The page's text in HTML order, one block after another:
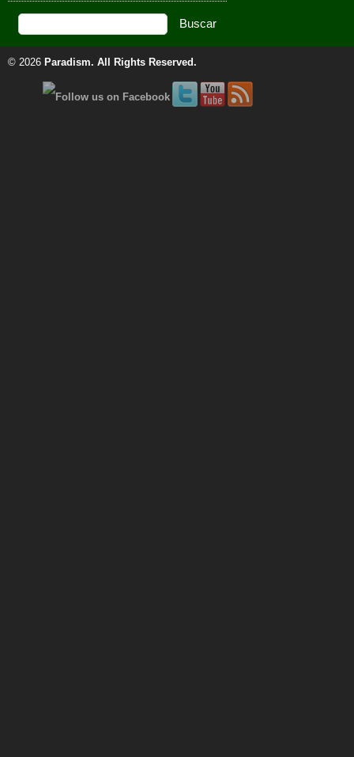
© 2026 Paradism. All Rights Reserved.